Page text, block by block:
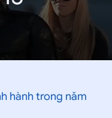
hành trong năm